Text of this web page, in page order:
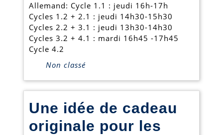
Allemand: Cycle 1.1 : jeudi 16h-17h
Cycles 1.2 + 2.1 : jeudi 14h30-15h30
Cycles 2.2 + 3.1 : jeudi 13h30-14h30
Cycles 3.2 + 4.1 : mardi 16h45 -17h45
Cycle 4.2
Non classé
Une idée de cadeau
originale pour les